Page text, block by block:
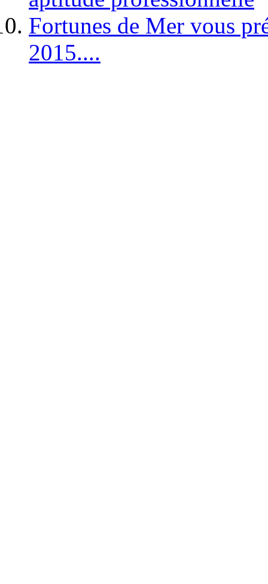
Fortunes de Mer vous
2015....